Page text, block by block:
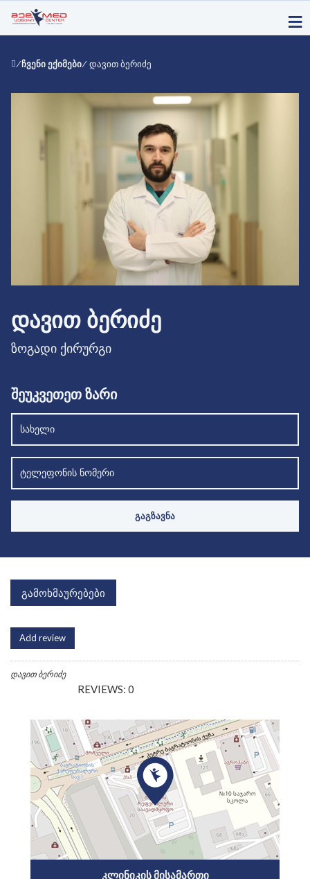
/ჩვენი ექიმები/ დავით ბერიძე
ᲓᲐᲕᲘᲗ ᲑᲔᲠᲘᲫᲔ
ზოგადი ქირურგი
შეუკვეთეთ ზარი
გამოხმაურებები
Add review
დავით ბერიძე
REVIEWS: 0
ᲙᲚᲘᲜᲘᲙᲘᲡ ᲛᲘᲡᲐᲛᲐᲠᲗᲘ